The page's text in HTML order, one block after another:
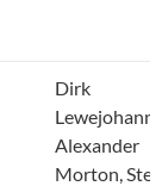
Dirk
Lewejohann,
Alexander
Morton,